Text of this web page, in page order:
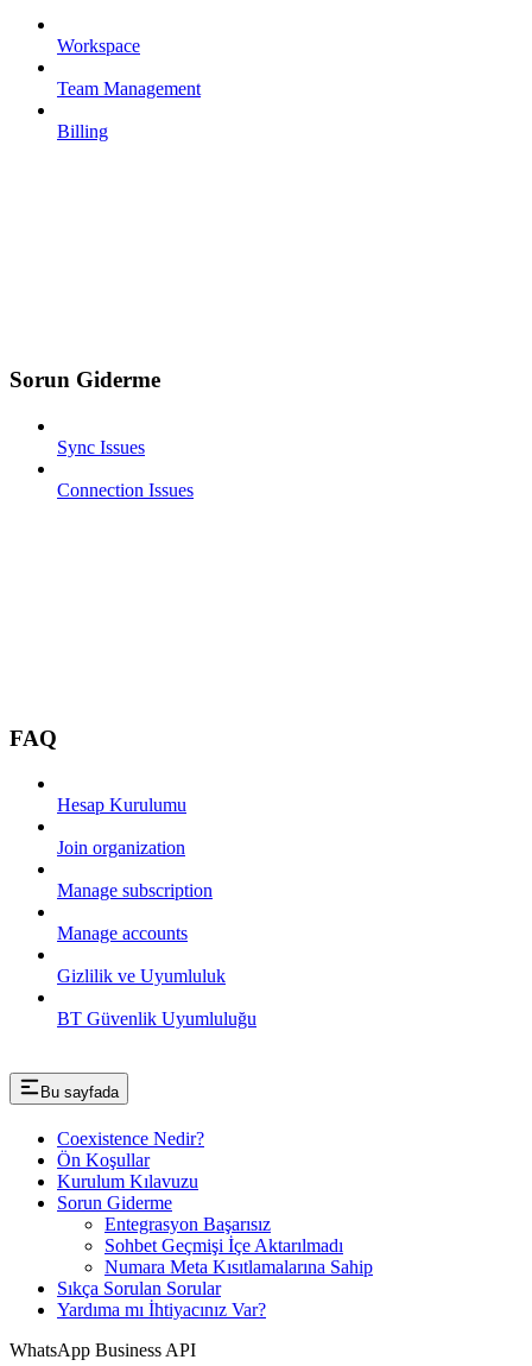
Workspace
Team Management
Billing
Sorun Giderme
Sync Issues
Connection Issues
FAQ
Hesap Kurulumu
Join organization
Manage subscription
Manage accounts
Gizlilik ve Uyumluluk
BT Güvenlik Uyumluluğu
Bu sayfada
Coexistence Nedir?
Ön Koşullar
Kurulum Kılavuzu
Sorun Giderme
Entegrasyon Başarısız
Sohbet Geçmişi İçe Aktarılmadı
Numara Meta Kısıtlamalarına Sahip
Sıkça Sorulan Sorular
Yardıma mı İhtiyacınız Var?
WhatsApp Business API